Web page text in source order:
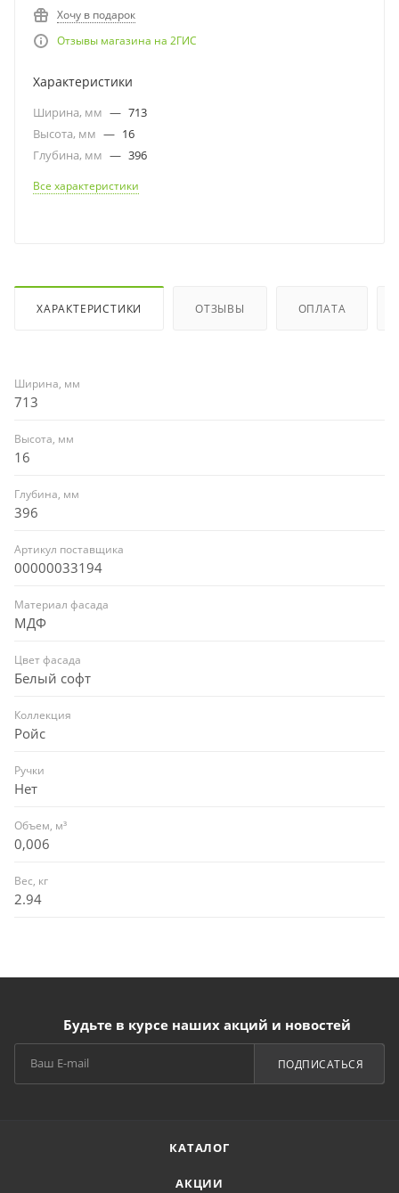
Хочу в подарок
Отзывы магазина на 2ГИС
Характеристики
Ширина, мм — 713
Высота, мм — 16
Глубина, мм — 396
Все характеристики
ХАРАКТЕРИСТИКИ ОТЗЫВЫ ОПЛАТА
Ширина, мм
713
Высота, мм
16
Глубина, мм
396
Артикул поставщика
00000033194
Материал фасада
МДФ
Цвет фасада
Белый софт
Коллекция
Ройс
Ручки
Нет
Объем, м³
0,006
Вес, кг
2.94
Будьте в курсе наших акций и новостей
ПОДПИСАТЬСЯ
КАТАЛОГ
АКЦИИ